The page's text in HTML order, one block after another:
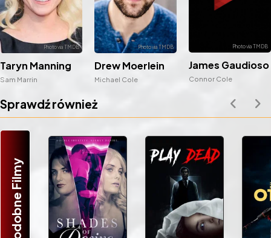
Taryn Manning
Sam Marrin
Drew Moerlein
Michael Cole
James Gaudioso
Connor Cole
Sprawdź również
Podobne Filmy